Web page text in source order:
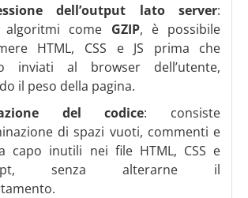
dell’output lato server:
come GZIP, è possibile
HTML, CSS e JS prima che
inviati al browser dell’utente,
il peso della pagina.
del codice: consiste
di spazi vuoti, commenti e
capo inutili nei file HTML, CSS e
senza alterarne il